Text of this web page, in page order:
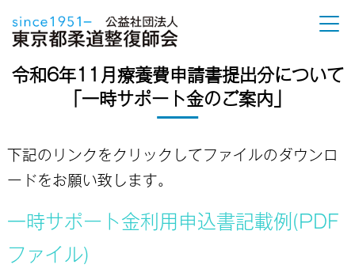
令和6年11月療養費申請書提出分について
「一時サポート金のご案内」
下記のリンクをクリックしてファイルのダウンロ
ードをお願い致します。
一時サポート金利用申込書記載例(PDF
ファイル)